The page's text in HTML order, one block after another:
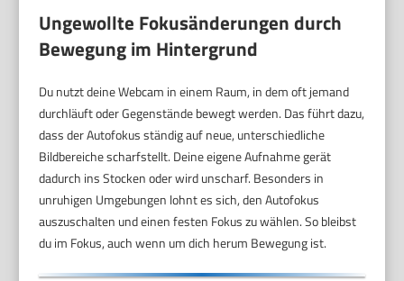
Ungewollte Fokusänderungen durch
Bewegung im Hintergrund
Du nutzt deine Webcam in einem Raum, in dem oft jemand
durchläuft oder Gegenstände bewegt werden. Das führt dazu,
dass der Autofokus ständig auf neue, unterschiedliche
Bildbereiche scharfstellt. Deine eigene Aufnahme gerät
dadurch ins Stocken oder wird unscharf. Besonders in
unruhigen Umgebungen lohnt es sich, den Autofokus
auszuschalten und einen festen Fokus zu wählen. So bleibst
du im Fokus, auch wenn um dich herum Bewegung ist.